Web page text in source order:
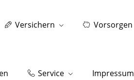
Versichern Vorsorgen
Service Impressum